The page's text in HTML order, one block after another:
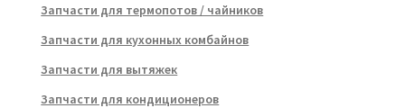
Запчасти для термопотов / чайников
Запчасти для кухонных комбайнов
Запчасти для вытяжек
Запчасти для кондиционеров